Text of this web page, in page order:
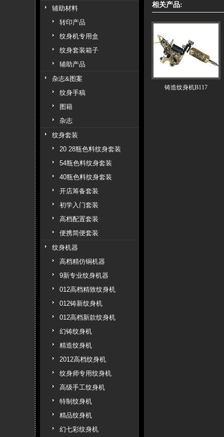
辅助材料
转印产品
纹身机专用盒
纹身套装箱子
辅助产品
杂志&图案
纹身手稿
图籍
杂志
纹身套装
20 28瓶色料纹身套装
54瓶色料纹身套装
40瓶色料纹身套装
开店筹备套装
初学入门套装
高档配置套装
便携简便套装
纹身机器
高档精仿铜机器
9新专业纹身机器
012高档精致纹身机
012铸新纹身机
012高档新款纹身机
幻铸纹身机
精造纹身机
2012高档纹身机
纹身师专用纹身机
高级手工纹身机
特制纹身机
精品纹身机
幻七彩纹身机
相关产品:
铸造纹身机B117